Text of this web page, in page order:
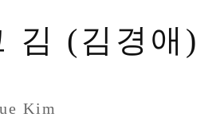
김 (김경애)
Kim